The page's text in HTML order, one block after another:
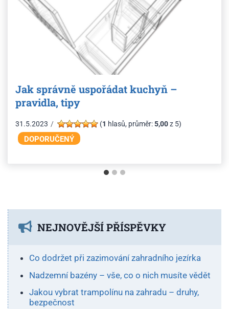
Jak správně uspořádat kuchyň –
pravidla, tipy
31.5.2023 (1 hlasů, průměr:5,00z 5)
NEJNOVĚJŠÍ PŘÍSPĚVKY
Co dodržet při zazimování zahradního jezírka
Nadzemní bazény – vše, co o nich musíte vědět
Jakou vybrat trampolínu na zahradu – druhy,
bezpečnost